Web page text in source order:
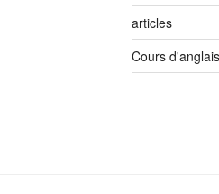
articles
Cours d'anglais